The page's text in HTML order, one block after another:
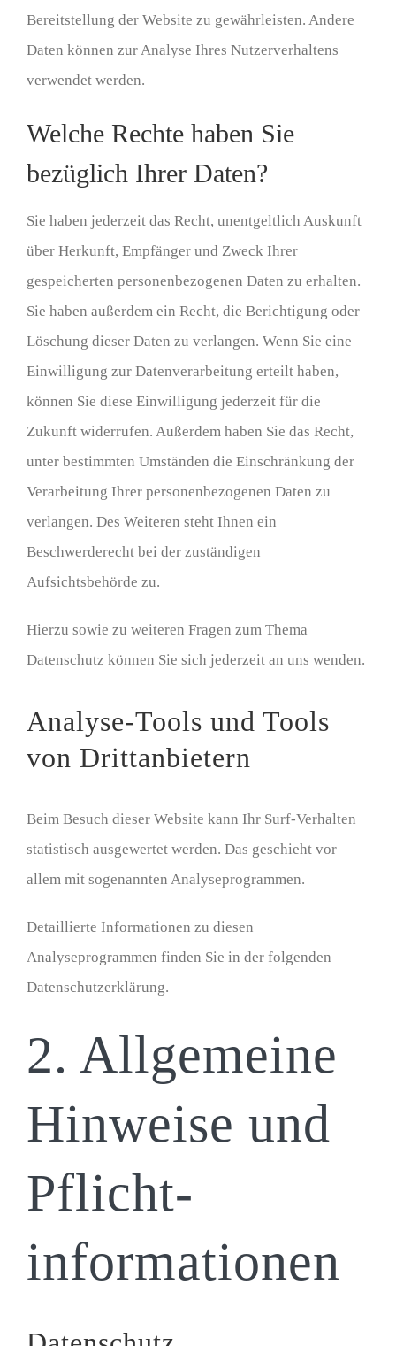
Bereitstellung der Website zu gewährleisten. Andere
Daten können zur Analyse Ihres Nutzerverhaltens
verwendet werden.
Welche Rechte haben Sie
bezüglich Ihrer Daten?
Sie haben jederzeit das Recht, unentgeltlich Auskunft
über Herkunft, Empfänger und Zweck Ihrer
gespeicherten personenbezogenen Daten zu erhalten.
Sie haben außerdem ein Recht, die Berichtigung oder
Löschung dieser Daten zu verlangen. Wenn Sie eine
Einwilligung zur Datenverarbeitung erteilt haben,
können Sie diese Einwilligung jederzeit für die
Zukunft widerrufen. Außerdem haben Sie das Recht,
unter bestimmten Umständen die Einschränkung der
Verarbeitung Ihrer personenbezogenen Daten zu
verlangen. Des Weiteren steht Ihnen ein
Beschwerderecht bei der zuständigen
Aufsichtsbehörde zu.
Hierzu sowie zu weiteren Fragen zum Thema
Datenschutz können Sie sich jederzeit an uns wenden.
Analyse-Tools und Tools
von Dritt­anbietern
Beim Besuch dieser Website kann Ihr Surf-Verhalten
statistisch ausgewertet werden. Das geschieht vor
allem mit sogenannten Analyseprogrammen.
Detaillierte Informationen zu diesen
Analyseprogrammen finden Sie in der folgenden
Datenschutzerklärung.
2. Allgemeine
Hinweise und
Pflicht­
informationen